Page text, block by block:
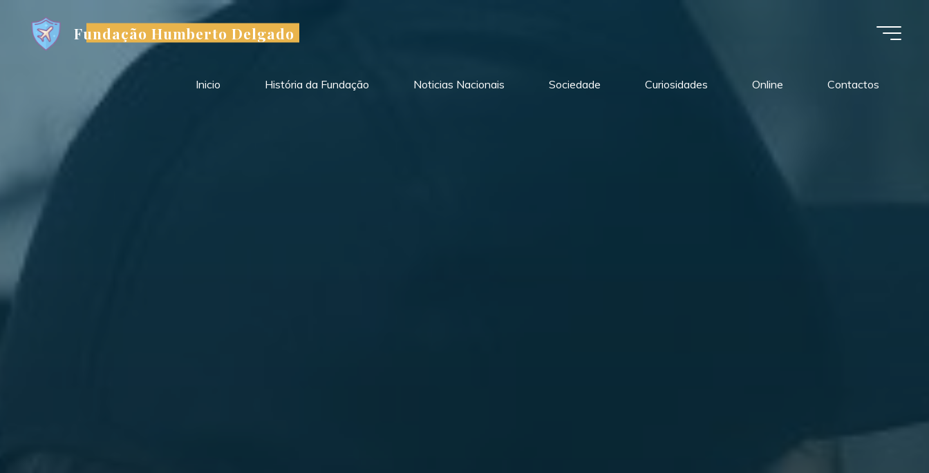
content
Fundação Humberto Delgado
Inicio História da Fundação Noticias Nacionais Sociedade Curiosidades Online Contactos